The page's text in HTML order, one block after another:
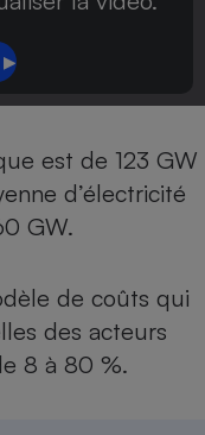
est de 123 GW
d’électricité
GW.
de coûts qui
des acteurs
8 à 80 %.